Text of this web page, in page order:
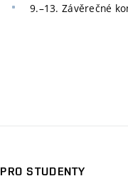
9.–13. Závěrečné
PRO STUDENTY